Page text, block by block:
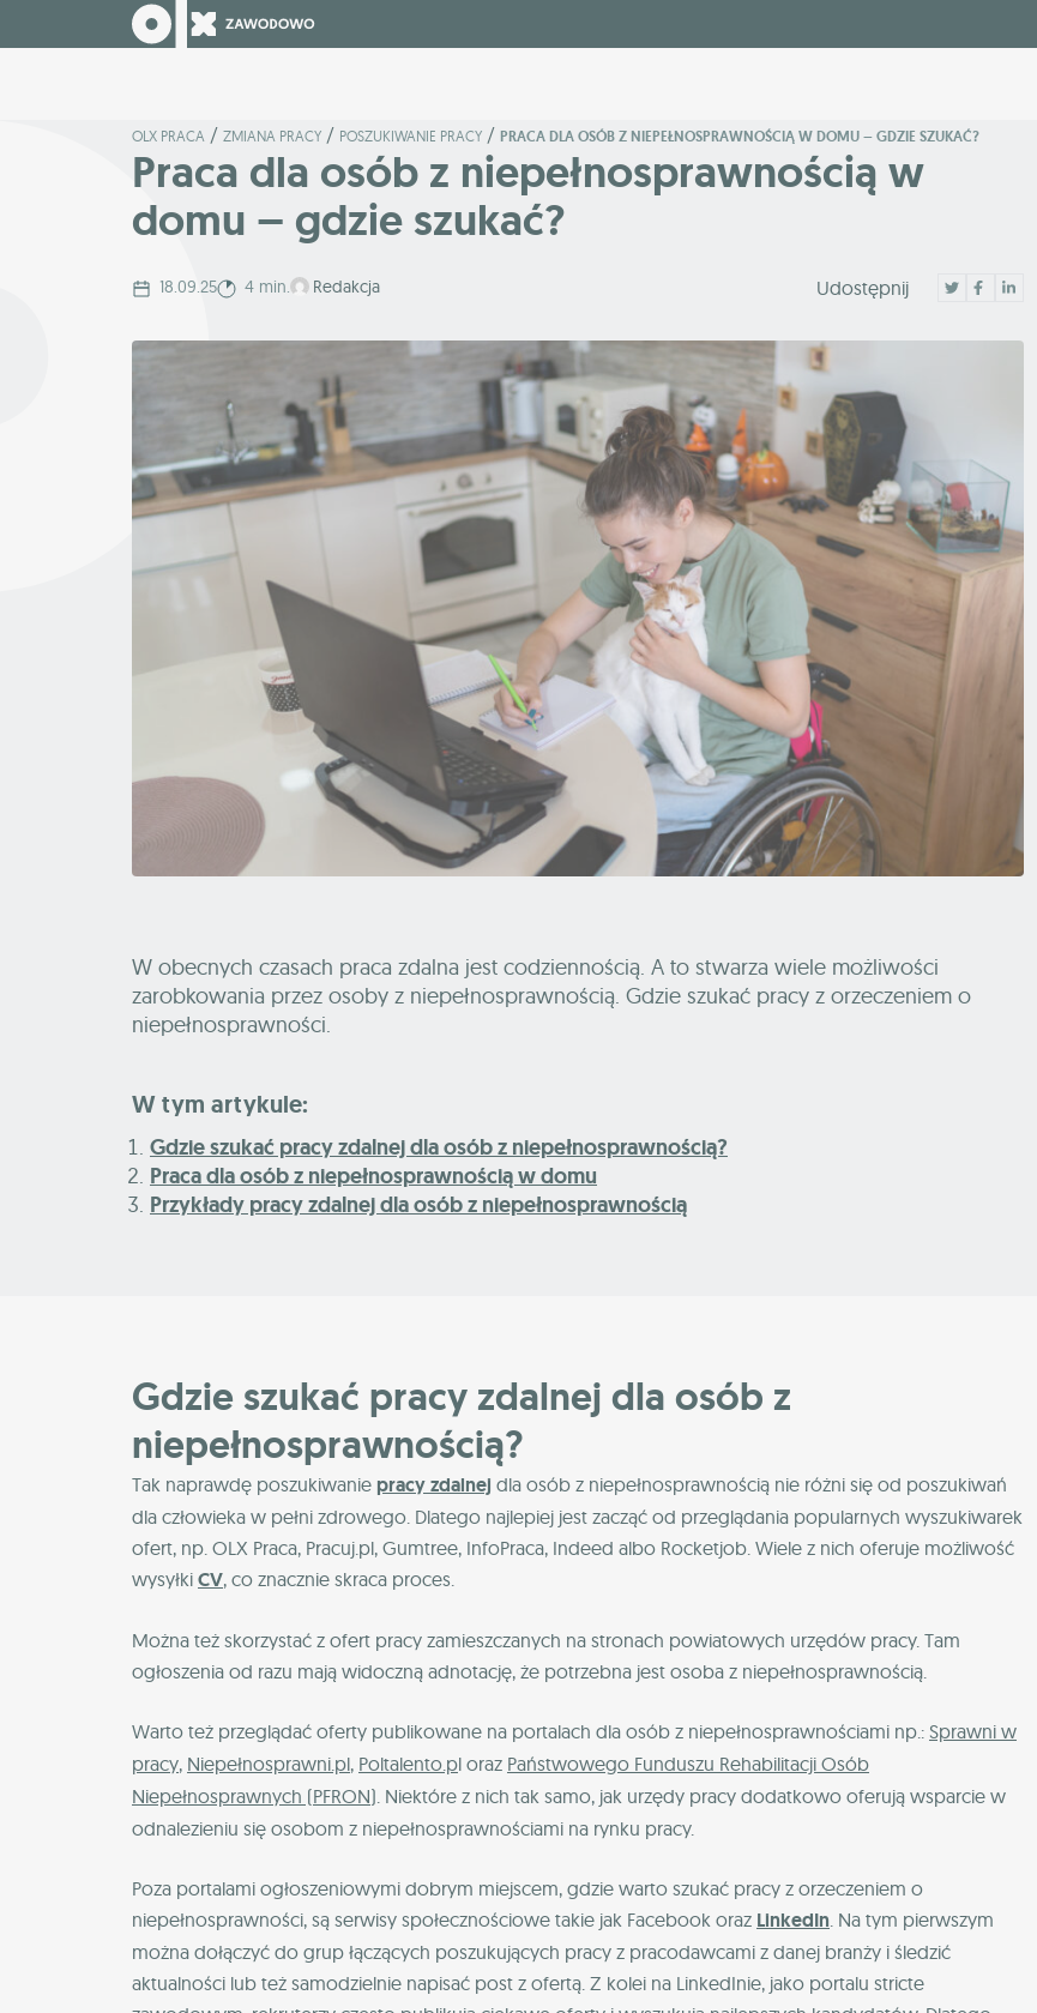
OLX PRACA / ZMIANA PRACY / POSZUKIWANIE PRACY / PRACA DLA OSÓB Z NIEPEŁNOSPRAWNOŚCIĄ W DOMU – GDZIE SZUKAĆ?
Praca dla osób z niepełnosprawnością w
domu – gdzie szukać?
18.09.25 4 min. Redakcja Udostępnij
W obecnych czasach praca zdalna jest codziennością. A to stwarza wiele możliwości
zarobkowania przez osoby z niepełnosprawnością. Gdzie szukać pracy z orzeczeniem o
niepełnosprawności.
W tym artykule:
Gdzie szukać pracy zdalnej dla osób z niepełnosprawnością?
Praca dla osób z niepełnosprawnością w domu
Przykłady pracy zdalnej dla osób z niepełnosprawnością
Gdzie szukać pracy zdalnej dla osób z
niepełnosprawnością?
Tak naprawdę poszukiwanie pracy zdalnej dla osób z niepełnosprawnością nie różni się od poszukiwań
dla człowieka w pełni zdrowego. Dlatego najlepiej jest zacząć od przeglądania popularnych wyszukiwarek
ofert, np. OLX Praca, Pracuj.pl, Gumtree, InfoPraca, Indeed albo Rocketjob. Wiele z nich oferuje możliwość
wysyłki CV, co znacznie skraca proces.
Można też skorzystać z ofert pracy zamieszczanych na stronach powiatowych urzędów pracy. Tam
ogłoszenia od razu mają widoczną adnotację, że potrzebna jest osoba z niepełnosprawnością.
Warto też przeglądać oferty publikowane na portalach dla osób z niepełnosprawnościami np.: Sprawni w
pracy, Niepełnosprawni.pl, Poltalento.pl oraz Państwowego Funduszu Rehabilitacji Osób
Niepełnosprawnych (PFRON). Niektóre z nich tak samo, jak urzędy pracy dodatkowo oferują wsparcie w
odnalezieniu się osobom z niepełnosprawnościami na rynku pracy.
Poza portalami ogłoszeniowymi dobrym miejscem, gdzie warto szukać pracy z orzeczeniem o
niepełnosprawności, są serwisy społecznościowe takie jak Facebook oraz LinkedIn. Na tym pierwszym
można dołączyć do grup łączących poszukujących pracy z pracodawcami z danej branży i śledzić
aktualności lub też samodzielnie napisać post z ofertą. Z kolei na LinkedInie, jako portalu stricte